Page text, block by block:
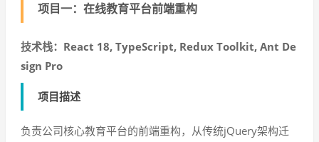
项目一：在线教育平台前端重构
技术栈：React 18, TypeScript, Redux Toolkit, Ant De
sign Pro
项目描述
负责公司核心教育平台的前端重构，从传统jQuery架构迁